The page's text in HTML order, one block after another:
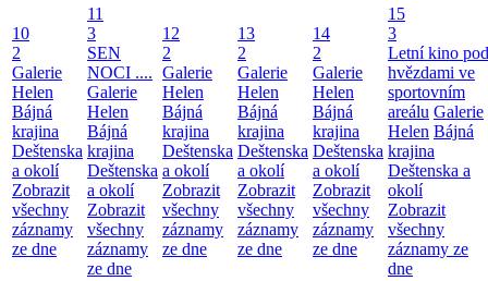
10
2
Galerie
Helen
Bájná
krajina
Deštenska
a okolí
Zobrazit
všechny
záznamy
ze dne
11
3
SEN
NOCI ....
Galerie
Helen
Bájná
krajina
Deštenska
a okolí
Zobrazit
všechny
záznamy
ze dne
12
2
Galerie
Helen
Bájná
krajina
Deštenska
a okolí
Zobrazit
všechny
záznamy
ze dne
13
2
Galerie
Helen
Bájná
krajina
Deštenska
a okolí
Zobrazit
všechny
záznamy
ze dne
14
2
Galerie
Helen
Bájná
krajina
Deštenska
a okolí
Zobrazit
všechny
záznamy
ze dne
15
3
Letní kino pod
hvězdami ve
sportovním
areálu Galerie
Helen Bájná
krajina
Deštenska a
okolí
Zobrazit
všechny
záznamy ze
dne